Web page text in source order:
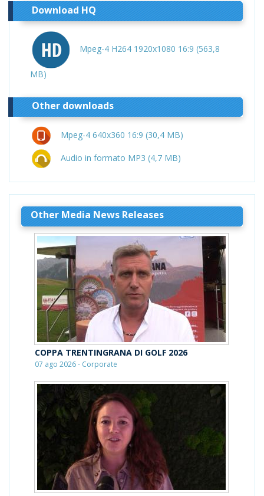
Download HQ
Mpeg-4 H264 1920x1080 16:9 (563,8
MB)
Other downloads
Mpeg-4 640x360 16:9 (30,4 MB)
Audio in formato MP3 (4,7 MB)
Other Media News Releases
COPPA TRENTINGRANA DI GOLF 2026
07 ago 2026 - Corporate